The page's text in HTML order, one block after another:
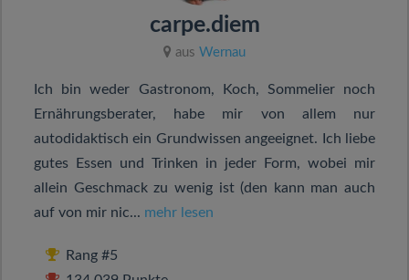
carpe.diem
aus Wernau
Ich bin weder Gastronom, Koch, Sommelier noch
Ernährungsberater, habe mir von allem nur
autodidaktisch ein Grundwissen angeeignet. Ich liebe
gutes Essen und Trinken in jeder Form, wobei mir
allein Geschmack zu wenig ist (den kann man auch
auf von mir nic... mehr lesen
Rang #5